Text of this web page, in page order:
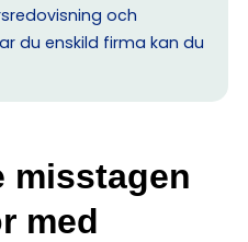
och
du enskild firma kan du
misstagen
med